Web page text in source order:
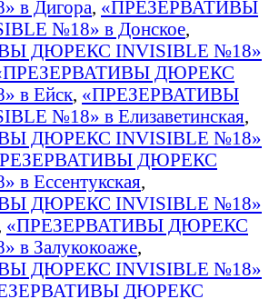
в Дигора, «ПРЕЗЕРВАТИВЫ
№18» в Донское,
ДЮРЕКС INVISIBLE №18»
ДЮРЕКС
в Ейск, «ПРЕЗЕРВАТИВЫ
№18» в Елизаветинская,
ДЮРЕКС INVISIBLE №18»
ДЮРЕКС
Ессентукская,
ДЮРЕКС INVISIBLE №18»
«ПРЕЗЕРВАТИВЫ ДЮРЕКС
в Залукокоаже,
ДЮРЕКС INVISIBLE №18»
ДЮРЕКС